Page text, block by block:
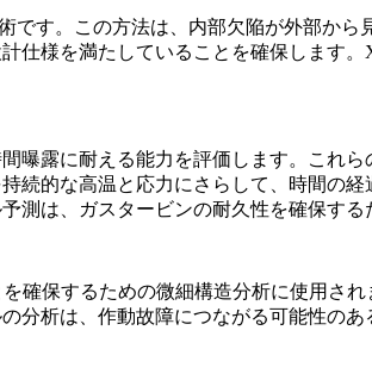
す。この方法は、内部欠陥が外部か
仕様を満たしていることを確保します。
曝露に耐える能力を評価します。これ
続的な高温と応力にさらして、時間の
測 は、ガスタービンの耐久性を確保する
確保するための微細構造分析に使用さ
析は、作動故障につながる可能性のあ